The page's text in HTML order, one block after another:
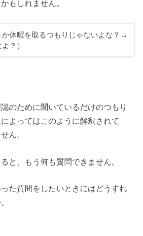
もしれません。
か休暇を取るつもりじゃないよな？→
？）
のために聞いているだけのつもり
よってはこのように解釈されて
ん。
と、もう何も質問できません。
た質問をしたいときにはどうすれ